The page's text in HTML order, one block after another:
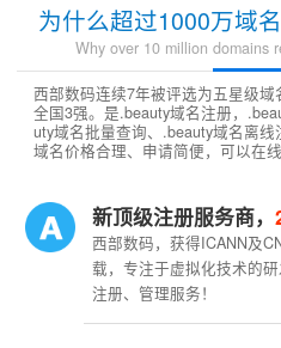
为什么超过1000万域
Why over 10 million domains
西部数码连续7年被评选为五星级域
全国3强。是.beauty域名注册，
uty域名批量查询、.beauty域名离
域名价格合理、申请简便，可以在
新顶级注册服务商，
西部数码，获得ICANN及
载，专注于虚拟化技术的
注册、管理服务！